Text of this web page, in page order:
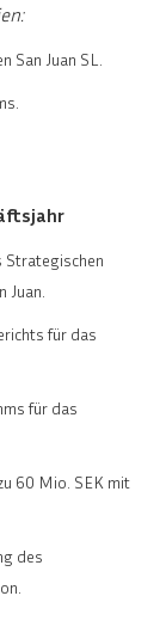
Juan SL.
Strategischen
für das
für das
60 Mio. SEK mit
des